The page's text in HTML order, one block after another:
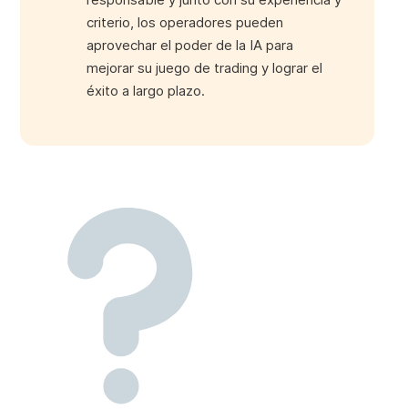
criterio, los operadores pueden
aprovechar el poder de la IA para
mejorar su juego de trading y lograr el
éxito a largo plazo.